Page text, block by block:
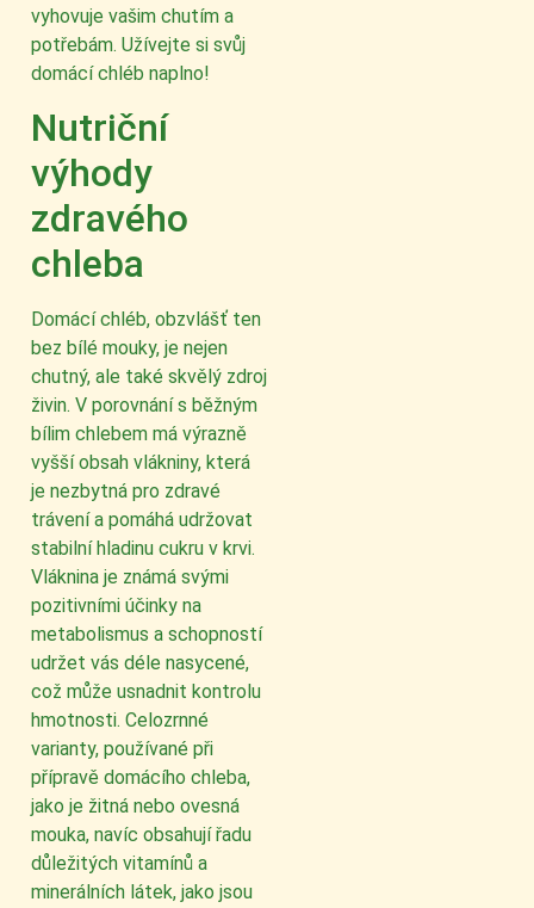
vyhovuje vašim chutím a
potřebám. Užívejte si svůj
domácí chléb naplno!
Nutriční
výhody
zdravého
chleba
Domácí chléb, obzvlášť ten
bez bílé mouky, je nejen
chutný, ale také skvělý zdroj
živin. V porovnání s běžným
bílim chlebem má výrazně
vyšší obsah vlákniny, která
je nezbytná pro zdravé
trávení a pomáhá udržovat
stabilní hladinu cukru v krvi.
Vláknina je známá svými
pozitivními účinky na
metabolismus a schopností
udržet vás déle nasycené,
což může usnadnit kontrolu
hmotnosti. Celozrnné
varianty, používané při
přípravě domácího chleba,
jako je žitná nebo ovesná
mouka, navíc obsahují řadu
důležitých vitamínů a
minerálních látek, jako jsou